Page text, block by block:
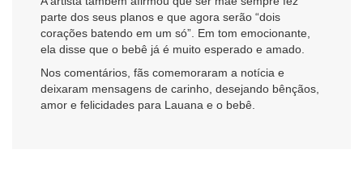
parte dos seus planos e que agora serão “dois
corações batendo em um só”. Em tom emocionante,
ela disse que o bebê já é muito esperado e amado.
Nos comentários, fãs comemoraram a notícia e
deixaram mensagens de carinho, desejando bênçãos,
amor e felicidades para Lauana e o bebê.